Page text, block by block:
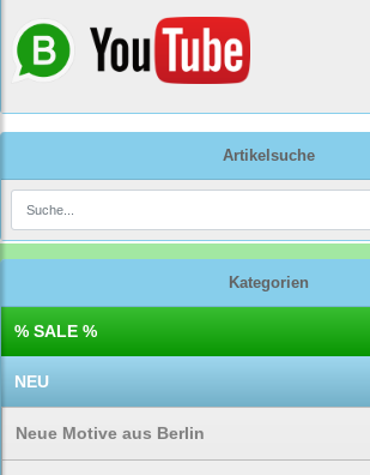
Artikelsuche
Kategorien
% SALE %
NEU
Neue Motive aus Berlin